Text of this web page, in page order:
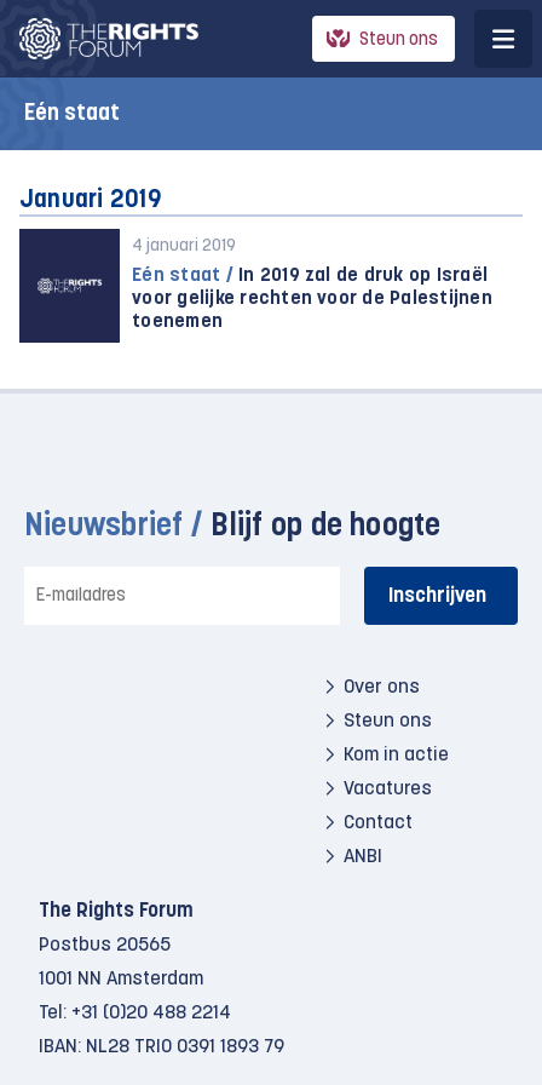
Steun ons
Eén staat
Januari 2019
4 januari 2019
Eén staat / In 2019 zal de druk op Israël
voor gelijke rechten voor de Palestijnen
toenemen
Nieuwsbrief / Blijf op de hoogte
mailadres
Over ons
Steun ons
Kom in actie
Vacatures
Contact
ANBI
The Rights Forum
Postbus 20565
1001 NN Amsterdam
Tel: +31 (0)20 488 2214
IBAN: NL28 TRIO 0391 1893 79